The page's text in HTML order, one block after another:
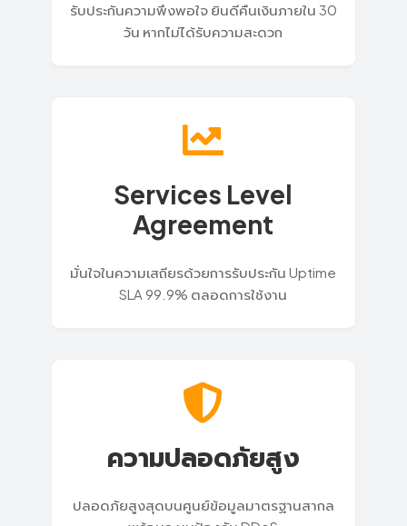
รับประกันความพึงพอใจ ยินดีคืนเงินภายใน 30
วัน หากไม่ได้รับความสะดวก
Services Level
Agreement
มั่นใจในความเสถียรด้วยการรับประกัน Uptime
SLA 99.9% ตลอดการใช้งาน
ความปลอดภัยสูง
ปลอดภัยสูงสุดบนศูนย์ข้อมูลมาตรฐานสากล